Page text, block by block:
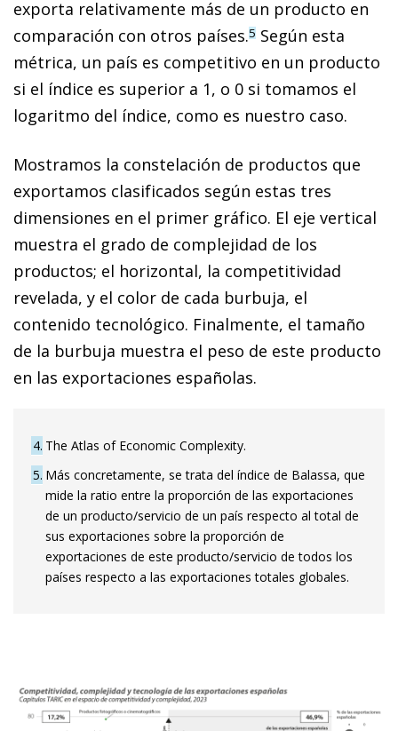
exporta relativamente más de un producto en
comparación con otros países.5 Según esta
métrica, un país es competitivo en un producto
si el índice es superior a 1, o 0 si tomamos el
logaritmo del índice, como es nuestro caso.
Mostramos la constelación de productos que
exportamos clasificados según estas tres
dimensiones en el primer gráfico. El eje vertical
muestra el grado de complejidad de los
productos; el horizontal, la competitividad
revelada, y el color de cada burbuja, el
contenido tecnológico. Finalmente, el tamaño
de la burbuja muestra el peso de este producto
en las exportaciones españolas.
4 The Atlas of Economic Complexity.
5 Más concretamente, se trata del índice de Balassa, que
mide la ratio entre la proporción de las exportaciones
de un producto/servicio de un país respecto al total de
sus exportaciones sobre la proporción de
exportaciones de este producto/servicio de todos los
países respecto a las exportaciones totales globales.